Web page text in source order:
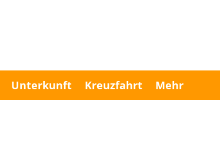
Unterkunft Kreuzfahrt Mehr